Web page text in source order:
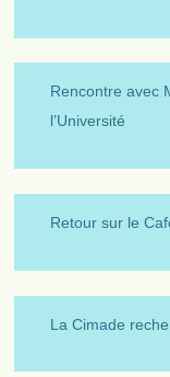
Rencontre avec
l’Université
Retour sur le
La Cimade